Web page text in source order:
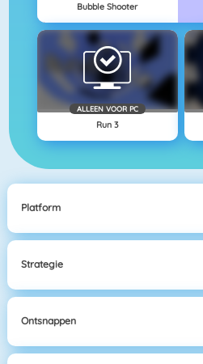
Bubble Shooter
ALLEEN VOOR PC
Run 3
Platform
Strategie
Ontsnappen